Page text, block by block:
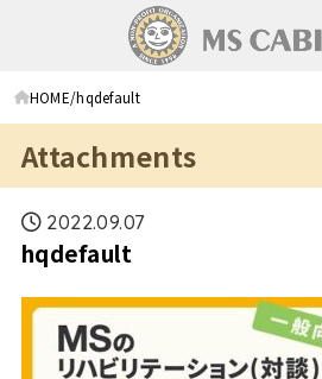
HOME hqdefault
Attachments
2022.09.07
hqdefault